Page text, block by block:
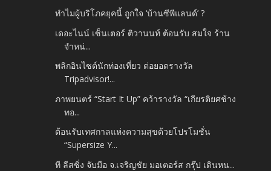
ทำไมผู้บริโภคยุคนี้ ถูกใจ ‘บ้านซีพีแลนด์’ ?
เดอะไนน์ เซ็นเตอร์ ติวานนท์ ต้อนรับ สมใจ ร้าน
จำหน่...
พลิกอินไซต์นักท่องเที่ยว ต่อยอดรางวัล
Tripadvisor!...
ภาพยนตร์ “Start It Up” คว้ารางวัล “เกียรติยศช้าง
ทอ...
ต้อนรับเทศกาลแห่งความสุขด้วยโปรโมชั่น
“Supersize Y...
ที ลีสซิ่ง จับมือ จ.เจริญชัย มอเตอร์ส กรุ๊ป เดินหน...